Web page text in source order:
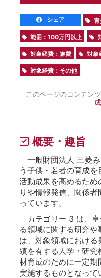
シェア 青
範囲：100万円以上
対象経費：旅費 対象
対象経費：その他
このページのコンテン
概要・趣旨
一般財団法人 三菱
う子供・若者の育成
活動成果を高めるため
りや情報発信、関係
っています。
カテゴリー 3 は、卓
る領域に関する研究
は、対象領域におけ
績を有する大学・研究
材育成のために一定期
実施するものとなって